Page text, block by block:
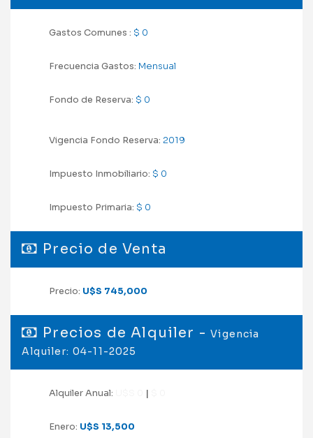
Gastos Comunes : $ 0
Frecuencia Gastos: Mensual
Fondo de Reserva: $ 0
Vigencia Fondo Reserva: 2019
Impuesto Inmobiliario: $ 0
Impuesto Primaria: $ 0
Precio de Venta
Precio: U$S 745,000
Precios de Alquiler -Vigencia
Alquiler: 04-11-2025
Alquiler Anual: |
Enero: U$S 13,500